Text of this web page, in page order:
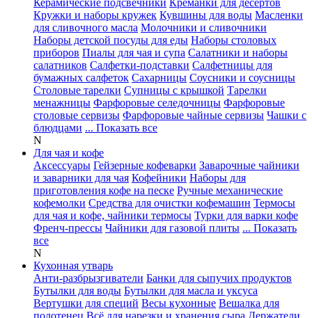
Керамические подсвечники Креманки для десертов
Кружки и наборы кружек Кувшины для воды Масленки
для сливочного масла Молочники и сливочники
Наборы детской посуды для еды Наборы столовых
приборов Пиалы для чая и супа Салатники и наборы
салатников Салфетки-подставки Салфетницы для
бумажных салфеток Сахарницы Соусники и соусницы
Столовые тарелки Супницы с крышкой Тарелки
менажницы Фарфоровые селедочницы Фарфоровые
столовые сервизы Фарфоровые чайные сервизы Чашки с
блюдцами ... Показать все
N
Для чая и кофе
Аксессуары Гейзерные кофеварки Заварочные чайники
и заварники для чая Кофейники Наборы для
приготовления кофе на песке Ручные механические
кофемолки Средства для очистки кофемашин Термосы
для чая и кофе, чайники термосы Турки для варки кофе
Френч-прессы Чайники для газовой плиты ... Показать
все
N
Кухонная утварь
Анти-разбрызгиватели Банки для сыпучих продуктов
Бутылки для воды Бутылки для масла и уксуса
Вертушки для специй Весы кухонные Вешалка для
полотенец Всё для нарезки и хранения сыра Держатели